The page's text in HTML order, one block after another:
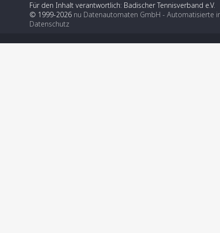
Für den Inhalt verantwortlich: Badischer Tennisverband e.V.
© 1999-2026 nu Datenautomaten GmbH - Automatisierte
Datenschutz